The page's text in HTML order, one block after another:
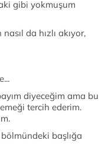
gibi yokmuşum
da hızlı akıyor,
diyeceğim ama bu
tercih ederim.
başlığa